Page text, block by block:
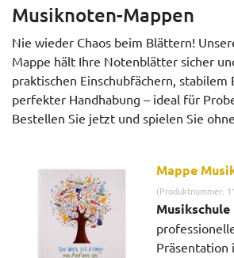
Musiknoten-Mappen
Nie wieder Chaos beim Blättern!
Mappe hält Ihre Notenblätter sicher
praktischen Einschubfächern, stabilem
perfekter Handhabung – ideal für
Bestellen Sie jetzt und spielen Sie
Mappe
(Produktnummer:
Musikschule
Präsentation